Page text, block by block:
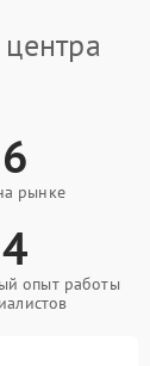
6
рынке
4
опыт работы